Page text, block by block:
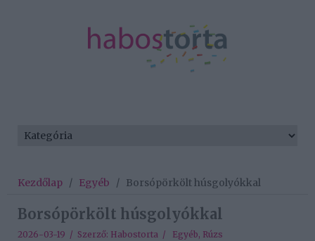
Kezdőlap / Egyéb / Borsópörkölt húsgolyókkal
Borsópörkölt húsgolyókkal
2026-03-19 / Szerző: Habostorta / Egyéb, Rúzs